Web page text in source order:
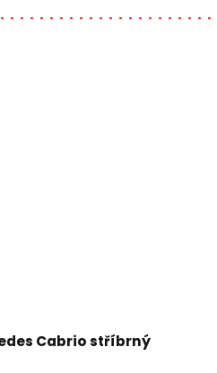
Cabrio stříbrný